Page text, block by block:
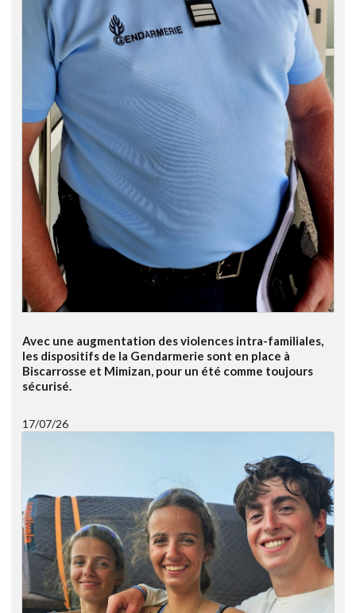
Avec une augmentation des violences intra-familiales,
les dispositifs de la Gendarmerie sont en place à
Biscarrosse et Mimizan, pour un été comme toujours
sécurisé.
17/07/26